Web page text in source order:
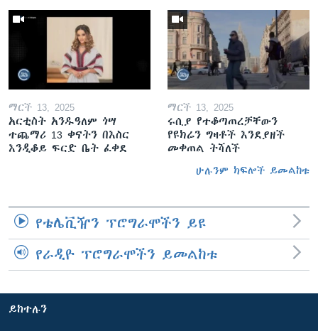
ማርች 13, 2025
አርቲስት አንዱዓለም ጎሣ
ተጨማሪ 13 ቀናትን በእስር
እንዲቆይ ፍርድ ቤት ፈቀደ
ማርች 13, 2025
ሩሲያ የተቆጣጠረቻቸውን
የዩክሬን ግዛቶች እንደያዘች
መቀጠል ትሻለች
ሁሉንም ክፍሎች ይመልከቱ
የቴሌቪዥን ፕሮግራሞችን ይዩ
የራዲዮ ፕሮግራሞችን ይመልከቱ
ይከተሉን